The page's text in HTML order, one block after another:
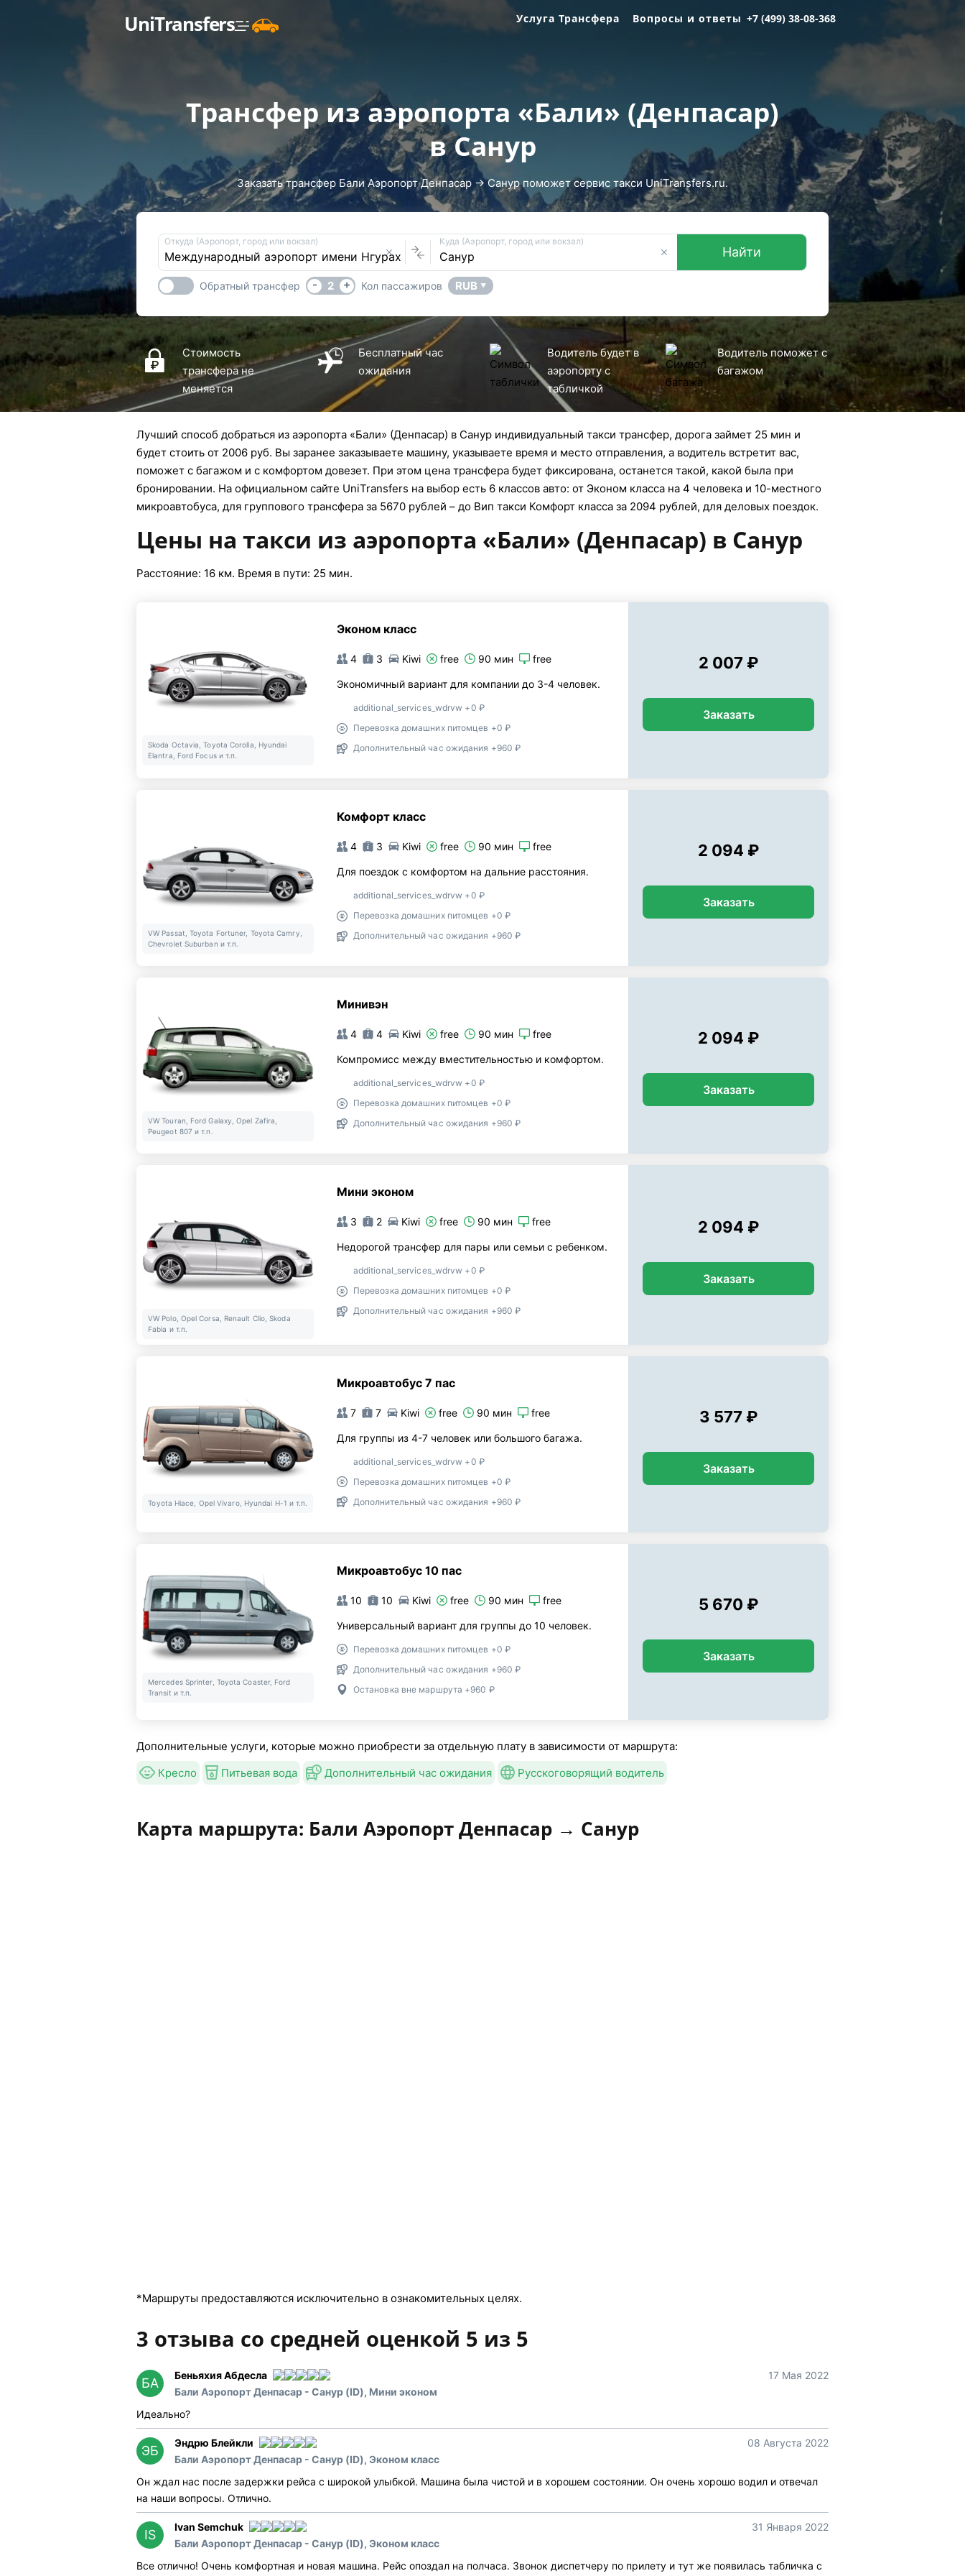
UniTransfers Услуга Трансфера Вопросы и ответы +7 (499) 38-08-368
Трансфер из аэропорта «Бали» (Денпасар)
в Санур
Заказать трансфер Бали Аэропорт Денпасар → Санур поможет сервис такси UniTransfers.ru.
Откуда (Аэропорт, город или вокзал) Куда (Аэропорт, город или вокзал)
Найти
Обратный трансфер - 2 + Кол пассажиров RUB ▼
Стоимость
трансфера не
меняется
Бесплатный час
ожидания
Водитель будет в
аэропорту с
табличкой
Водитель поможет с
багажом
Лучший способ добраться из аэропорта «Бали» (Денпасар) в Санур индивидуальный такси трансфер, дорога займет 25 мин и
будет стоить от 2006 руб. Вы заранее заказываете машину, указываете время и место отправления, а водитель встретит вас,
поможет с багажом и с комфортом довезет. При этом цена трансфера будет фиксирована, останется такой, какой была при
бронировании. На официальном сайте UniTransfers на выбор есть 6 классов авто: от Эконом класса на 4 человека и 10-местного
микроавтобуса, для группового трансфера за 5670 рублей – до Вип такси Комфорт класса за 2094 рублей, для деловых поездок.
Цены на такси из аэропорта «Бали» (Денпасар) в Санур
Расстояние: 16 км. Время в пути: 25 мин.
Skoda Octavia, Toyota Corolla, Hyundai
Elantra, Ford Focus и т.п.
Эконом класс
4 3 Kiwi free 90 мин free
Экономичный вариант для компании до 3-4 человек.
additional_services_wdrvw +0 ₽
Перевозка домашних питомцев +0 ₽
Дополнительный час ожидания +960 ₽
2 007 ₽
Заказать
VW Passat, Toyota Fortuner, Toyota Camry,
Chevrolet Suburban и т.п.
Комфорт класс
4 3 Kiwi free 90 мин free
Для поездок с комфортом на дальние расстояния.
additional_services_wdrvw +0 ₽
Перевозка домашних питомцев +0 ₽
Дополнительный час ожидания +960 ₽
2 094 ₽
Заказать
VW Touran, Ford Galaxy, Opel Zafira,
Peugeot 807 и т.п.
Минивэн
4 4 Kiwi free 90 мин free
Компромисс между вместительностью и комфортом.
additional_services_wdrvw +0 ₽
Перевозка домашних питомцев +0 ₽
Дополнительный час ожидания +960 ₽
2 094 ₽
Заказать
VW Polo, Opel Corsa, Renault Clio, Skoda
Fabia и т.п.
Мини эконом
3 2 Kiwi free 90 мин free
Недорогой трансфер для пары или семьи с ребенком.
additional_services_wdrvw +0 ₽
Перевозка домашних питомцев +0 ₽
Дополнительный час ожидания +960 ₽
2 094 ₽
Заказать
Toyota Hiace, Opel Vivaro, Hyundai H-1 и т.п.
Микроавтобус 7 пас
7 7 Kiwi free 90 мин free
Для группы из 4-7 человек или большого багажа.
additional_services_wdrvw +0 ₽
Перевозка домашних питомцев +0 ₽
Дополнительный час ожидания +960 ₽
3 577 ₽
Заказать
Mercedes Sprinter, Toyota Coaster, Ford
Transit и т.п.
Микроавтобус 10 пас
10 10 Kiwi free 90 мин free
Универсальный вариант для группы до 10 человек.
Перевозка домашних питомцев +0 ₽
Дополнительный час ожидания +960 ₽
Остановка вне маршрута +960 ₽
5 670 ₽
Заказать
Дополнительные услуги, которые можно приобрести за отдельную плату в зависимости от маршрута:
Кресло
Питьевая вода Дополнительный час ожидания Русскоговорящий водитель
Карта маршрута: Бали Аэропорт Денпасар → Санур
*Маршруты предоставляются исключительно в ознакомительных целях.
3 отзыва со средней оценкой 5 из 5
БА
Беньяхия Абдесла
17 Мая 2022
Бали Аэропорт Денпасар - Санур (ID), Мини эконом
Идеально?
ЭБ
Эндрю Блейкли
08 Августа 2022
Бали Аэропорт Денпасар - Санур (ID), Эконом класс
Он ждал нас после задержки рейса с широкой улыбкой. Машина была чистой и в хорошем состоянии. Он очень хорошо водил и отвечал
на наши вопросы. Отлично.
IS
Ivan Semchuk
31 Января 2022
Бали Аэропорт Денпасар - Санур (ID), Эконом класс
Все отлично! Очень комфортная и новая машина. Рейс опоздал на полчаса. Звонок диспетчеру по прилету и тут же появилась табличка с